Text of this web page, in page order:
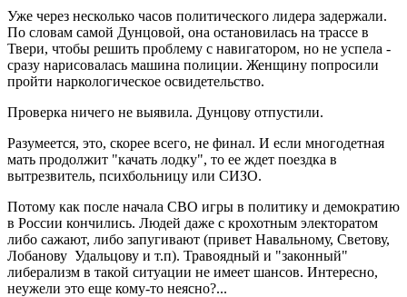
Уже через несколько часов политического лидера задержали.
По словам самой Дунцовой, она остановилась на трассе в
Твери, чтобы решить проблему с навигатором, но не успела -
сразу нарисовалась машина полиции. Женщину попросили
пройти наркологическое освидетельство.
Проверка ничего не выявила. Дунцову отпустили.
Разумеется, это, скорее всего, не финал. И если многодетная
мать продолжит "качать лодку", то ее ждет поездка в
вытрезвитель, психбольницу или СИЗО.
Потому как после начала СВО игры в политику и демократию
в России кончились. Людей даже с крохотным электоратом
либо сажают, либо запугивают (привет Навальному, Светову,
Лобанову Удальцову и т.п). Травоядный и "законный"
либерализм в такой ситуации не имеет шансов. Интересно,
неужели это еще кому-то неясно?...